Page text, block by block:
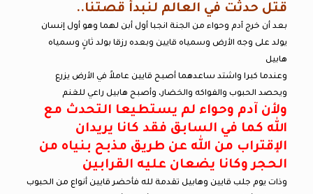
قتل حدثت في العالم لنبدأ قصتنا..
بعد أن خرج آدم وحواء من الجنة انجبا أول أبن لهما وهو أول إنسان
يولد على وجه الأرض وسمياه قايين وبعده رزقا بولد ثانٍ وسمياه
هابيل
وعندما كبرا واشتد ساعدهما أصبح قايين عاملاً في الأرض يزرع
ويحصد الحبوب والفواكه والخضار، وأصبح هابيل راعي للغنم
ولأن آدم وحواء لم يستطيعا التحدث مع
الله كما في السابق فقد كانا يريدان
الإقتراب من الله عن طريق مذبح بنياه من
الحجر وكانا يضعان عليه القرابين
وذات يوم جلب قايين وهابيل تقدمة لله فأحضر قايين أنواع من الحبوب